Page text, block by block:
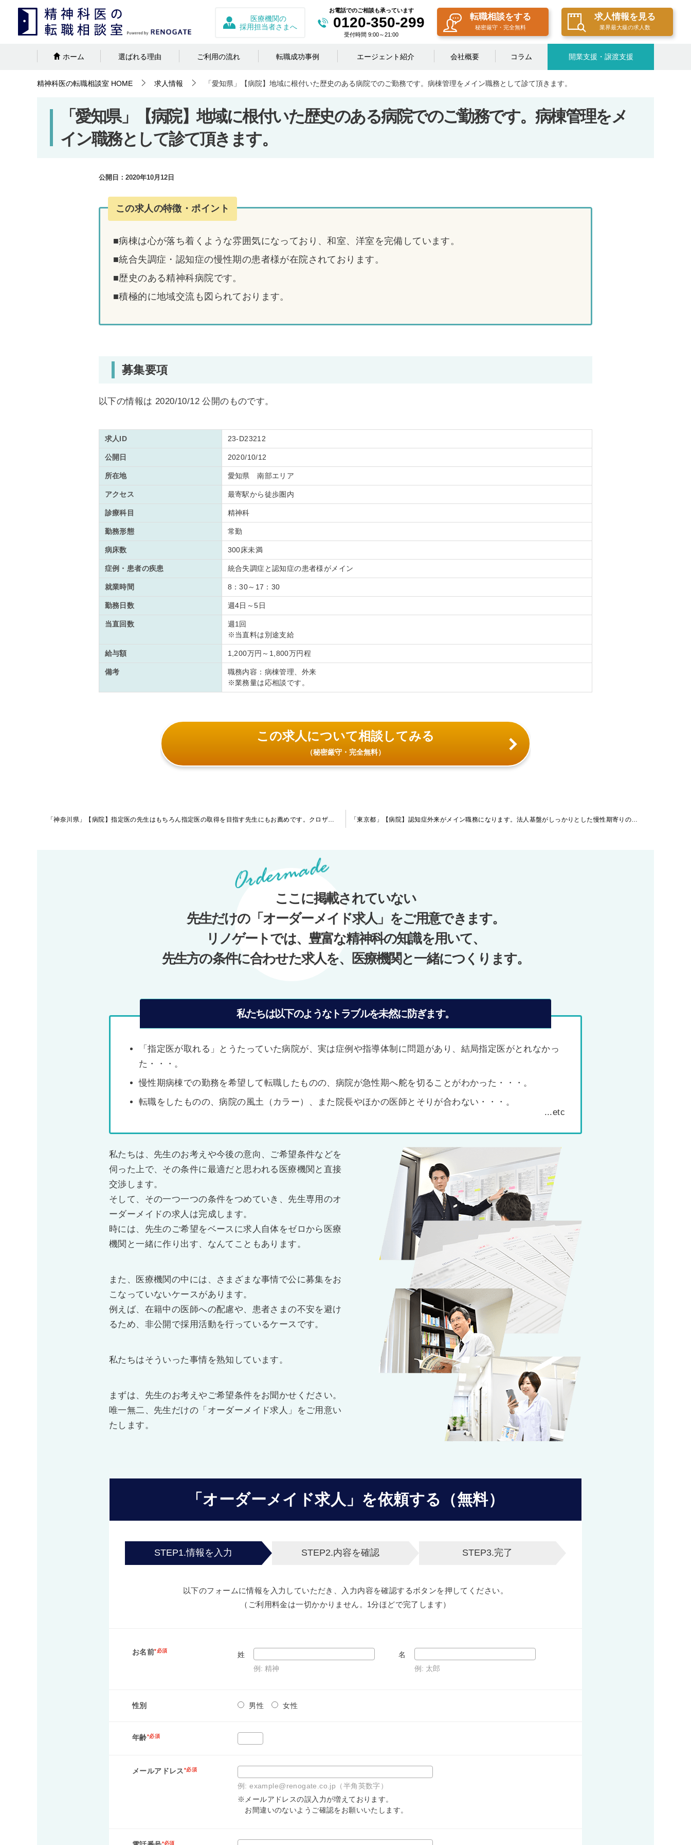
転職相談をする
秘密厳守・完全無料
求人情報を見る
業界最大級の求人数
お電話でのご相談も承っています
0120-350-299
受付時間 9:00～21:00
医療機関の
採用担当者さまへ
ホーム 選ばれる理由 ご利用の流れ 転職成功事例 エージェント紹介 会社概要 コラム 開業支援・譲渡支援
精神科医の転職相談室 HOME 求人情報 「愛知県」【病院】地域に根付いた歴史のある病院でのご勤務です。病棟管理をメイン職務として診て頂きます。
「愛知県」【病院】地域に根付いた歴史のある病院でのご勤務です。病棟管理をメ
イン職務として診て頂きます。
公開日： 2020年10月12日
この求人の特徴・ポイント
■病棟は心が落ち着くような雰囲気になっており、和室、洋室を完備しています。
■統合失調症・認知症の慢性期の患者様が在院されております。
■歴史のある精神科病院です。
■積極的に地域交流も図られております。
募集要項
以下の情報は 2020/10/12 公開のものです。
求人ID 23-D23212
公開日 2020/10/12
所在地 愛知県 南部エリア
アクセス 最寄駅から徒歩圏内
診療科目 精神科
勤務形態 常勤
病床数 300床未満
症例・患者の疾患 統合失調症と認知症の患者様がメイン
就業時間 8：30～17：30
勤務日数 週4日～5日
当直回数
週1回
※当直料は別途支給
給与額 1,200万円～1,800万円程
備考
職務内容：病棟管理、外来
※業務量は応相談です。
この求人について相談してみる
（秘密厳守・完全無料）
ここに掲載されていない
先生だけの「オーダーメイド求人」をご用意できます。
リノゲートでは、豊富な精神科の知識を用いて、
先生方の条件に合わせた求人を、医療機関と一緒につくります。
私たちは以下のようなトラブルを未然に防ぎます。
「指定医が取れる」とうたっていた病院が、実は症例や指導体制に問題があり、結局指定医がとれなかっ
た・・・。
慢性期病棟での勤務を希望して転職したものの、病院が急性期へ舵を切ることがわかった・・・。
転職をしたものの、病院の風土（カラー）、また院長やほかの医師とそりが合わない・・・。
私たちは、先生のお考えや今後の意向、ご希望条件などを
伺った上で、その条件に最適だと思われる医療機関と直接
交渉します。
そして、その一つ一つの条件をつめていき、先生専用のオ
ーダーメイドの求人は完成します。
時には、先生のご希望をベースに求人自体をゼロから医療
機関と一緒に作り出す、なんてこともあります。
また、医療機関の中には、さまざまな事情で公に募集をお
こなっていないケースがあります。
例えば、在籍中の医師への配慮や、患者さまの不安を避け
るため、非公開で採用活動を行っているケースです。
私たちはそういった事情を熟知しています。
まずは、先生のお考えやご希望条件をお聞かせください。
唯一無二、先生だけの「オーダーメイド求人」をご用意い
たします。
「オーダーメイド求人」を依頼する（無料）
STEP1.情報を入力 STEP2.内容を確認 STEP3.完了
以下のフォームに情報を入力していただき、入力内容を確認するボタンを押してください。
（ご利用料金は一切かかりません。1分ほどで完了します）
お名前*必須
姓
例: 精神
名
例: 太郎
性別 男性 女性
年齢*必須
メールアドレス*必須
例: example@renogate.co.jp（半角英数字）
※メールアドレスの誤入力が増えております。
お間違いのないようご確認をお願いいたします。
*必須